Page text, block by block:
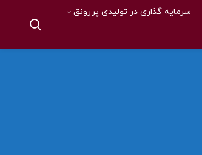
سرمایه گذاری در تولیدی پررونق